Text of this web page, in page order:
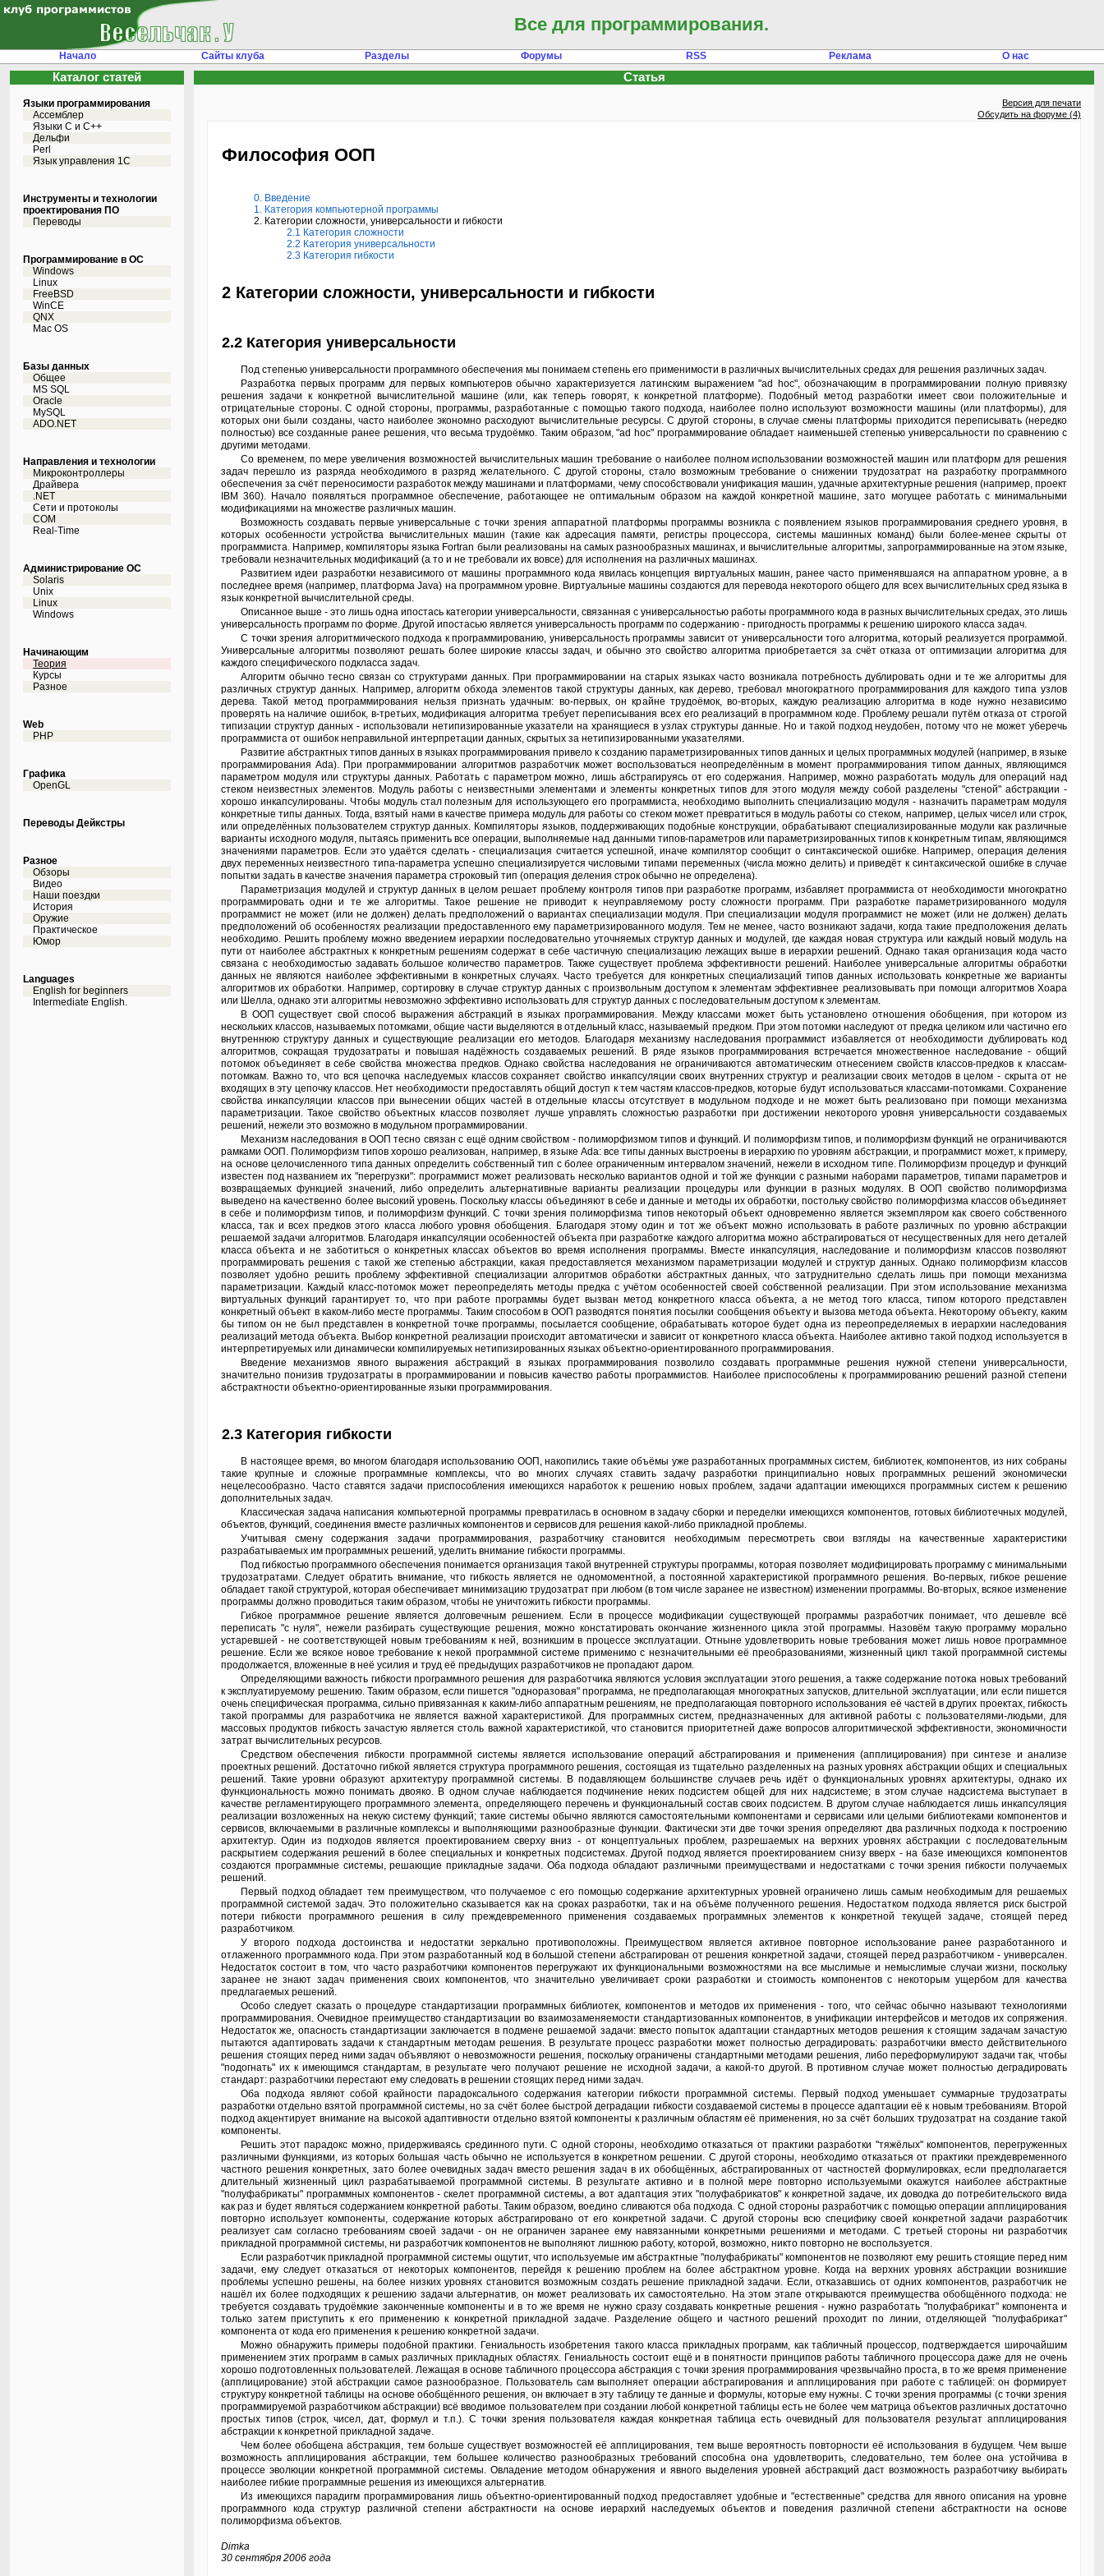
Все для программирования.
Начало Сайты клуба Разделы Форумы RSS Реклама О нас
Каталог статей
Языки программирования
Ассемблер
Языки С и C++
Дельфи
Perl
Язык управления 1С
Инструменты и технологии
проектирования ПО
Переводы
Программирование в ОС
Windows
Linux
FreeBSD
WinCE
QNX
Mac OS
Базы данных
Общее
MS SQL
Oracle
MySQL
ADO.NET
Направления и технологии
Микроконтроллеры
Драйвера
.NET
Сети и протоколы
COM
Real-Time
Администрирование ОС
Solaris
Unix
Linux
Windows
Начинающим
Теория
Курсы
Разное
Web
PHP
Графика
OpenGL
Переводы Дейкстры
Разное
Обзоры
Видео
Наши поездки
История
Оружие
Практическое
Юмор
Languages
English for beginners
Intermediate English.
Статья
Версия для печати
Обсудить на форуме (4)
Философия ООП
0. Введение
1. Категория компьютерной программы
2. Категории сложности, универсальности и гибкости
2.1 Категория сложности
2.2 Категория универсальности
2.3 Категория гибкости
2 Категории сложности, универсальности и гибкости
2.2 Категория универсальности
Под степенью универсальности программного обеспечения мы понимаем степень его применимости в различных вычислительных средах для решения различных задач.
Разработка первых программ для первых компьютеров обычно характеризуется латинским выражением "ad hoc", обозначающим в программировании полную привязку
решения задачи к конкретной вычислительной машине (или, как теперь говорят, к конкретной платформе). Подобный метод разработки имеет свои положительные и
отрицательные стороны. С одной стороны, программы, разработанные с помощью такого подхода, наиболее полно используют возможности машины (или платформы), для
которых они были созданы, часто наиболее экономно расходуют вычислительные ресурсы. С другой стороны, в случае смены платформы приходится переписывать (нередко
полностью) все созданные ранее решения, что весьма трудоёмко. Таким образом, "ad hoc" программирование обладает наименьшей степенью универсальности по сравнению с
другими методами.
Со временем, по мере увеличения возможностей вычислительных машин требование о наиболее полном использовании возможностей машин или платформ для решения
задач перешло из разряда необходимого в разряд желательного. С другой стороны, стало возможным требование о снижении трудозатрат на разработку программного
обеспечения за счёт переносимости разработок между машинами и платформами, чему способствовали унификация машин, удачные архитектурные решения (например, проект
IBM 360). Начало появляться программное обеспечение, работающее не оптимальным образом на каждой конкретной машине, зато могущее работать с минимальными
модификациями на множестве различных машин.
Возможность создавать первые универсальные с точки зрения аппаратной платформы программы возникла с появлением языков программирования среднего уровня, в
которых особенности устройства вычислительных машин (такие как адресация памяти, регистры процессора, системы машинных команд) были более-менее скрыты от
программиста. Например, компиляторы языка Fortran были реализованы на самых разнообразных машинах, и вычислительные алгоритмы, запрограммированные на этом языке,
требовали незначительных модификаций (а то и не требовали их вовсе) для исполнения на различных машинах.
Развитием идеи разработки независимого от машины программного кода явилась концепция виртуальных машин, ранее часто применявшаяся на аппаратном уровне, а в
последнее время (например, платформа Java) на программном уровне. Виртуальные машины создаются для перевода некоторого общего для всех вычислительных сред языка в
язык конкретной вычислительной среды.
Описанное выше - это лишь одна ипостась категории универсальности, связанная с универсальностью работы программного кода в разных вычислительных средах, это лишь
универсальность программ по форме. Другой ипостасью является универсальность программ по содержанию - пригодность программы к решению широкого класса задач.
С точки зрения алгоритмического подхода к программированию, универсальность программы зависит от универсальности того алгоритма, который реализуется программой.
Универсальные алгоритмы позволяют решать более широкие классы задач, и обычно это свойство алгоритма приобретается за счёт отказа от оптимизации алгоритма для
каждого специфического подкласса задач.
Алгоритм обычно тесно связан со структурами данных. При программировании на старых языках часто возникала потребность дублировать одни и те же алгоритмы для
различных структур данных. Например, алгоритм обхода элементов такой структуры данных, как дерево, требовал многократного программирования для каждого типа узлов
дерева. Такой метод программирования нельзя признать удачным: во-первых, он крайне трудоёмок, во-вторых, каждую реализацию алгоритма в коде нужно независимо
проверять на наличие ошибок, в-третьих, модификация алгоритма требует переписывания всех его реализаций в программном коде. Проблему решали путём отказа от строгой
типизации структур данных - использовали нетипизированные указатели на хранящиеся в узлах структуры данные. Но и такой подход неудобен, потому что не может уберечь
программиста от ошибок неправильной интерпретации данных, скрытых за нетипизированными указателями.
Развитие абстрактных типов данных в языках программирования привело к созданию параметризированных типов данных и целых программных модулей (например, в языке
программирования Ada). При программировании алгоритмов разработчик может воспользоваться неопределённым в момент программирования типом данных, являющимся
параметром модуля или структуры данных. Работать с параметром можно, лишь абстрагируясь от его содержания. Например, можно разработать модуль для операций над
стеком неизвестных элементов. Модуль работы с неизвестными элементами и элементы конкретных типов для этого модуля между собой разделены "стеной" абстракции -
хорошо инкапсулированы. Чтобы модуль стал полезным для использующего его программиста, необходимо выполнить специализацию модуля - назначить параметрам модуля
конкретные типы данных. Тогда, взятый нами в качестве примера модуль для работы со стеком может превратиться в модуль работы со стеком, например, целых чисел или строк,
или определённых пользователем структур данных. Компиляторы языков, поддерживающих подобные конструкции, обрабатывают специализированные модули как различные
варианты исходного модуля, пытаясь применить все операции, выполняемые над данными типов-параметров или параметризированных типов к конкретным типам, являющимся
значениями параметров. Если это удаётся сделать - специализация считается успешной, иначе компилятор сообщит о синтаксической ошибке. Например, операция деления
двух переменных неизвестного типа-параметра успешно специализируется числовыми типами переменных (числа можно делить) и приведёт к синтаксической ошибке в случае
попытки задать в качестве значения параметра строковый тип (операция деления строк обычно не определена).
Параметризация модулей и структур данных в целом решает проблему контроля типов при разработке программ, избавляет программиста от необходимости многократно
программировать одни и те же алгоритмы. Такое решение не приводит к неуправляемому росту сложности программ. При разработке параметризированного модуля
программист не может (или не должен) делать предположений о вариантах специализации модуля. При специализации модуля программист не может (или не должен) делать
предположений об особенностях реализации предоставленного ему параметризированного модуля. Тем не менее, часто возникают задачи, когда такие предположения делать
необходимо. Решить проблему можно введением иерархии последовательно уточняемых структур данных и модулей, где каждая новая структура или каждый новый модуль на
пути от наиболее абстрактных к конкретным решениям содержат в себе частичную специализацию лежащих выше в иерархии решений. Однако такая организация кода часто
связана с необходимостью задавать большое количество параметров. Также существует проблема эффективности решений. Наиболее универсальные алгоритмы обработки
данных не являются наиболее эффективными в конкретных случаях. Часто требуется для конкретных специализаций типов данных использовать конкретные же варианты
алгоритмов их обработки. Например, сортировку в случае структур данных с произвольным доступом к элементам эффективнее реализовывать при помощи алгоритмов Хоара
или Шелла, однако эти алгоритмы невозможно эффективно использовать для структур данных с последовательным доступом к элементам.
В ООП существует свой способ выражения абстракций в языках программирования. Между классами может быть установлено отношения обобщения, при котором из
нескольких классов, называемых потомками, общие части выделяются в отдельный класс, называемый предком. При этом потомки наследуют от предка целиком или частично его
внутреннюю структуру данных и существующие реализации его методов. Благодаря механизму наследования программист избавляется от необходимости дублировать код
алгоритмов, сокращая трудозатраты и повышая надёжность создаваемых решений. В ряде языков программирования встречается множественное наследование - общий
потомок объединяет в себе свойства множества предков. Однако свойства наследования не ограничиваются автоматическим отнесением свойств классов-предков к классам-
потомкам. Важно то, что вся цепочка наследуемых классов сохраняет свойство инкапсуляции своих внутренних структур и реализации своих методов в целом - скрыта от не
входящих в эту цепочку классов. Нет необходимости предоставлять общий доступ к тем частям классов-предков, которые будут использоваться классами-потомками. Сохранение
свойства инкапсуляции классов при вынесении общих частей в отдельные классы отсутствует в модульном подходе и не может быть реализовано при помощи механизма
параметризации. Такое свойство объектных классов позволяет лучше управлять сложностью разработки при достижении некоторого уровня универсальности создаваемых
решений, нежели это возможно в модульном программировании.
Механизм наследования в ООП тесно связан с ещё одним свойством - полиморфизмом типов и функций. И полиморфизм типов, и полиморфизм функций не ограничиваются
рамками ООП. Полиморфизм типов хорошо реализован, например, в языке Ada: все типы данных выстроены в иерархию по уровням абстракции, и программист может, к примеру,
на основе целочисленного типа данных определить собственный тип с более ограниченным интервалом значений, нежели в исходном типе. Полиморфизм процедур и функций
известен под названием их "перегрузки": программист может реализовать несколько вариантов одной и той же функции с разными наборами параметров, типами параметров и
возвращаемых функцией значений, либо определить альтернативные варианты реализации процедуры или функции в разных модулях. В ООП свойство полиморфизма
выведено на качественно более высокий уровень. Поскольку классы объединяют в себе и данные и методы их обработки, постольку свойство полиморфизма классов объединяет
в себе и полиморфизм типов, и полиморфизм функций. С точки зрения полиморфизма типов некоторый объект одновременно является экземпляром как своего собственного
класса, так и всех предков этого класса любого уровня обобщения. Благодаря этому один и тот же объект можно использовать в работе различных по уровню абстракции
решаемой задачи алгоритмов. Благодаря инкапсуляции особенностей объекта при разработке каждого алгоритма можно абстрагироваться от несущественных для него деталей
класса объекта и не заботиться о конкретных классах объектов во время исполнения программы. Вместе инкапсуляция, наследование и полиморфизм классов позволяют
программировать решения с такой же степенью абстракции, какая предоставляется механизмом параметризации модулей и структур данных. Однако полиморфизм классов
позволяет удобно решить проблему эффективной специализации алгоритмов обработки абстрактных данных, что затруднительно сделать лишь при помощи механизма
параметризации. Каждый класс-потомок может переопределять методы предка с учётом особенностей своей собственной реализации. При этом использование механизма
виртуальных функций гарантирует то, что при работе программы будет вызван метод конкретного класса объекта, а не метод того класса, типом которого представлен
конкретный объект в каком-либо месте программы. Таким способом в ООП разводятся понятия посылки сообщения объекту и вызова метода объекта. Некоторому объекту, каким
бы типом он не был представлен в конкретной точке программы, посылается сообщение, обрабатывать которое будет одна из переопределяемых в иерархии наследования
реализаций метода объекта. Выбор конкретной реализации происходит автоматически и зависит от конкретного класса объекта. Наиболее активно такой подход используется в
интерпретируемых или динамически компилируемых нетипизированных языках объектно-ориентированного программирования.
Введение механизмов явного выражения абстракций в языках программирования позволило создавать программные решения нужной степени универсальности,
значительно понизив трудозатраты в программировании и повысив качество работы программистов. Наиболее приспособлены к программированию решений разной степени
абстрактности объектно-ориентированные языки программирования.
2.3 Категория гибкости
В настоящее время, во многом благодаря использованию ООП, накопились такие объёмы уже разработанных программных систем, библиотек, компонентов, из них собраны
такие крупные и сложные программные комплексы, что во многих случаях ставить задачу разработки принципиально новых программных решений экономически
нецелесообразно. Часто ставятся задачи приспособления имеющихся наработок к решению новых проблем, задачи адаптации имеющихся программных систем к решению
дополнительных задач.
Классическая задача написания компьютерной программы превратилась в основном в задачу сборки и переделки имеющихся компонентов, готовых библиотечных модулей,
объектов, функций, соединения вместе различных компонентов и сервисов для решения какой-либо прикладной проблемы.
Учитывая смену содержания задачи программирования, разработчику становится необходимым пересмотреть свои взгляды на качественные характеристики
разрабатываемых им программных решений, уделить внимание гибкости программы.
Под гибкостью программного обеспечения понимается организация такой внутренней структуры программы, которая позволяет модифицировать программу с минимальными
трудозатратами. Следует обратить внимание, что гибкость является не одномоментной, а постоянной характеристикой программного решения. Во-первых, гибкое решение
обладает такой структурой, которая обеспечивает минимизацию трудозатрат при любом (в том числе заранее не известном) изменении программы. Во-вторых, всякое изменение
программы должно проводиться таким образом, чтобы не уничтожить гибкости программы.
Гибкое программное решение является долговечным решением. Если в процессе модификации существующей программы разработчик понимает, что дешевле всё
переписать "с нуля", нежели разбирать существующие решения, можно констатировать окончание жизненного цикла этой программы. Назовём такую программу морально
устаревшей - не соответствующей новым требованиям к ней, возникшим в процессе эксплуатации. Отныне удовлетворить новые требования может лишь новое программное
решение. Если же всякое новое требование к некой программной системе применимо с незначительными её преобразованиями, жизненный цикл такой программной системы
продолжается, вложенные в неё усилия и труд её предыдущих разработчиков не пропадают даром.
Определяющими важность гибкости программного решения для разработчика являются условия эксплуатации этого решения, а также содержание потока новых требований
к эксплуатируемому решению. Таким образом, если пишется "одноразовая" программа, не предполагающая многократных запусков, длительной эксплуатации, или если пишется
очень специфическая программа, сильно привязанная к каким-либо аппаратным решениям, не предполагающая повторного использования её частей в других проектах, гибкость
такой программы для разработчика не является важной характеристикой. Для программных систем, предназначенных для активной работы с пользователями-людьми, для
массовых продуктов гибкость зачастую является столь важной характеристикой, что становится приоритетней даже вопросов алгоритмической эффективности, экономичности
затрат вычислительных ресурсов.
Средством обеспечения гибкости программной системы является использование операций абстрагирования и применения (апплицирования) при синтезе и анализе
проектных решений. Достаточно гибкой является структура программного решения, состоящая из тщательно разделенных на разных уровнях абстракции общих и специальных
решений. Такие уровни образуют архитектуру программной системы. В подавляющем большинстве случаев речь идёт о функциональных уровнях архитектуры, однако их
функциональность можно понимать двояко. В одном случае наблюдается подчинение неких подсистем общей для них надсистеме; в этом случае надсистема выступает в
качестве регламентирующего программного элемента, определяющего перечень и функциональный состав своих подсистем. В другом случае наблюдается лишь инкапсуляция
реализации возложенных на некую систему функций; такие системы обычно являются самостоятельными компонентами и сервисами или целыми библиотеками компонентов и
сервисов, включаемыми в различные комплексы и выполняющими разнообразные функции. Фактически эти две точки зрения определяют два различных подхода к построению
архитектур. Один из подходов является проектированием сверху вниз - от концептуальных проблем, разрешаемых на верхних уровнях абстракции с последовательным
раскрытием содержания решений в более специальных и конкретных подсистемах. Другой подход является проектированием снизу вверх - на базе имеющихся компонентов
создаются программные системы, решающие прикладные задачи. Оба подхода обладают различными преимуществами и недостатками с точки зрения гибкости получаемых
решений.
Первый подход обладает тем преимуществом, что получаемое с его помощью содержание архитектурных уровней ограничено лишь самым необходимым для решаемых
программной системой задач. Это положительно сказывается как на сроках разработки, так и на объёме полученного решения. Недостатком подхода является риск быстрой
потери гибкости программного решения в силу преждевременного применения создаваемых программных элементов к конкретной текущей задаче, стоящей перед
разработчиком.
У второго подхода достоинства и недостатки зеркально противоположны. Преимуществом является активное повторное использование ранее разработанного и
отлаженного программного кода. При этом разработанный код в большой степени абстрагирован от решения конкретной задачи, стоящей перед разработчиком - универсален.
Недостаток состоит в том, что часто разработчики компонентов перегружают их функциональными возможностями на все мыслимые и немыслимые случаи жизни, поскольку
заранее не знают задач применения своих компонентов, что значительно увеличивает сроки разработки и стоимость компонентов с некоторым ущербом для качества
предлагаемых решений.
Особо следует сказать о процедуре стандартизации программных библиотек, компонентов и методов их применения - того, что сейчас обычно называют технологиями
программирования. Очевидное преимущество стандартизации во взаимозаменяемости стандартизованных компонентов, в унификации интерфейсов и методов их сопряжения.
Недостаток же, опасность стандартизации заключается в подмене решаемой задачи: вместо попыток адаптации стандартных методов решения к стоящим задачам зачастую
пытаются адаптировать задачи к стандартным методам решения. В результате процесс разработки может полностью деградировать: разработчики вместо действительного
решения стоящих перед ними задач объявляют о невозможности решения, поскольку ограничены стандартными методами решения, либо переформулируют задачи так, чтобы
"подогнать" их к имеющимся стандартам, в результате чего получают решение не исходной задачи, а какой-то другой. В противном случае может полностью деградировать
стандарт: разработчики перестают ему следовать в решении стоящих перед ними задач.
Оба подхода являют собой крайности парадоксального содержания категории гибкости программной системы. Первый подход уменьшает суммарные трудозатраты
разработки отдельно взятой программной системы, но за счёт более быстрой деградации гибкости создаваемой системы в процессе адаптации её к новым требованиям. Второй
подход акцентирует внимание на высокой адаптивности отдельно взятой компоненты к различным областям её применения, но за счёт больших трудозатрат на создание такой
компоненты.
Решить этот парадокс можно, придерживаясь срединного пути. С одной стороны, необходимо отказаться от практики разработки "тяжёлых" компонентов, перегруженных
различными функциями, из которых большая часть обычно не используется в конкретном решении. С другой стороны, необходимо отказаться от практики преждевременного
частного решения конкретных, зато более очевидных задач вместо решения задач в их обобщённых, абстрагированных от частностей формулировках, если предполагается
длительный жизненный цикл разрабатываемой программной системы. В результате активно и в полной мере повторно используемыми окажутся наиболее абстрактные
"полуфабрикаты" программных компонентов - скелет программной системы, а вот адаптация этих "полуфабрикатов" к конкретной задаче, их доводка до потребительского вида
как раз и будет являться содержанием конкретной работы. Таким образом, воедино сливаются оба подхода. С одной стороны разработчик с помощью операции апплицирования
повторно использует компоненты, содержание которых абстрагировано от его конкретной задачи. С другой стороны всю специфику своей конкретной задачи разработчик
реализует сам согласно требованиям своей задачи - он не ограничен заранее ему навязанными конкретными решениями и методами. С третьей стороны ни разработчик
прикладной программной системы, ни разработчик компонентов не выполняют лишнюю работу, которой, возможно, никто повторно не воспользуется.
Если разработчик прикладной программной системы ощутит, что используемые им абстрактные "полуфабрикаты" компонентов не позволяют ему решить стоящие перед ним
задачи, ему следует отказаться от некоторых компонентов, перейдя к решению проблем на более абстрактном уровне. Когда на верхних уровнях абстракции возникшие
проблемы успешно решены, на более низких уровнях становится возможным создать решение прикладной задачи. Если, отказавшись от одних компонентов, разработчик не
нашёл их более подходящих к решению задачи альтернатив, он может реализовать их самостоятельно. На этом этапе открываются преимущества обобщённого подхода: не
требуется создавать трудоёмкие законченные компоненты и в то же время не нужно сразу создавать конкретные решения - нужно разработать "полуфабрикат" компонента и
только затем приступить к его применению к конкретной прикладной задаче. Разделение общего и частного решений проходит по линии, отделяющей "полуфабрикат"
компонента от кода его применения к решению конкретной задачи.
Можно обнаружить примеры подобной практики. Гениальность изобретения такого класса прикладных программ, как табличный процессор, подтверждается широчайшим
применением этих программ в самых различных прикладных областях. Гениальность состоит ещё и в понятности принципов работы табличного процессора даже для не очень
хорошо подготовленных пользователей. Лежащая в основе табличного процессора абстракция с точки зрения программирования чрезвычайно проста, в то же время применение
(апплицирование) этой абстракции самое разнообразное. Пользователь сам выполняет операции абстрагирования и апплицирования при работе с таблицей: он формирует
структуру конкретной таблицы на основе обобщённого решения, он включает в эту таблицу те данные и формулы, которые ему нужны. С точки зрения программы (с точки зрения
программируемой разработчиком абстракции) всё вводимое пользователем при создании любой конкретной таблицы есть не более чем матрица объектов различных достаточно
простых типов (строк, чисел, дат, формул и т.п.). С точки зрения пользователя каждая конкретная таблица есть очевидный для пользователя результат апплицирования
абстракции к конкретной прикладной задаче.
Чем более обобщена абстракция, тем больше существует возможностей её апплицирования, тем выше вероятность повторности её использования в будущем. Чем выше
возможность апплицирования абстракции, тем большее количество разнообразных требований способна она удовлетворить, следовательно, тем более она устойчива в
процессе эволюции конкретной программной системы. Овладение методом обнаружения и явного выделения уровней абстракций даст возможность разработчику выбирать
наиболее гибкие программные решения из имеющихся альтернатив.
Из имеющихся парадигм программирования лишь объектно-ориентированный подход предоставляет удобные и "естественные" средства для явного описания на уровне
программного кода структур различной степени абстрактности на основе иерархий наследуемых объектов и поведения различной степени абстрактности на основе
полиморфизма объектов.
Dimka
30 сентября 2006 года